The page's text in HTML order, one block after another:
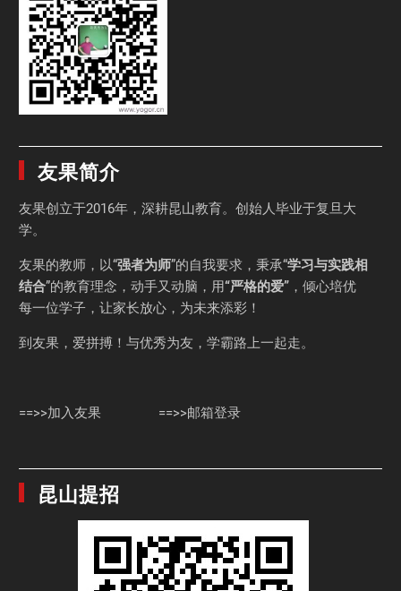
友果简介
友果创立于2016年，深耕昆山教育。创始人毕业于复旦大
学。
友果的教师，以“强者为师”的自我要求，秉承“学习与实践相
结合”的教育理念，动手又动脑，用“严格的爱” ，倾心培优
每一位学子，让家长放心，为未来添彩！
到友果，爱拼搏！与优秀为友，学霸路上一起走。
==>>加入友果 ==>>邮箱登录
昆山提招